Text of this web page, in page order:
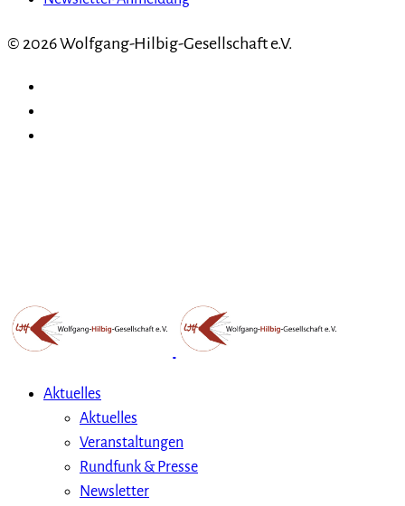
© 2026 Wolfgang-Hilbig-Gesellschaft e.V.
Aktuelles
Aktuelles
Veranstaltungen
Rundfunk & Presse
Newsletter